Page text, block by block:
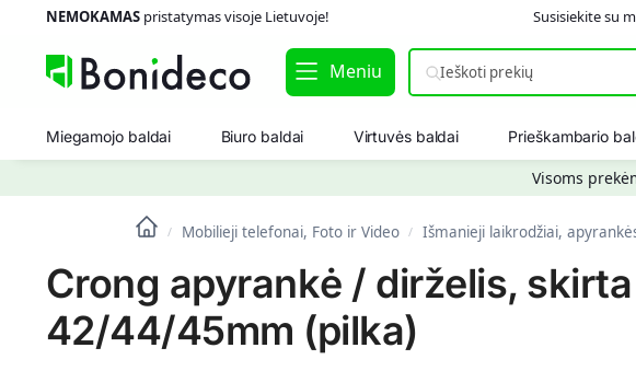
NEMOKAMASpristatymas visoje Lietuvoje! Susisiekite su
Meniu
Miegamojo baldai Biuro baldai Virtuvės baldai Prieškambario
Visoms
/ Mobilieji telefonai, Foto ir Video / Išmanieji laikrodžiai,
Crong apyrankė / dirželis,
42/44/45mm (pilka)